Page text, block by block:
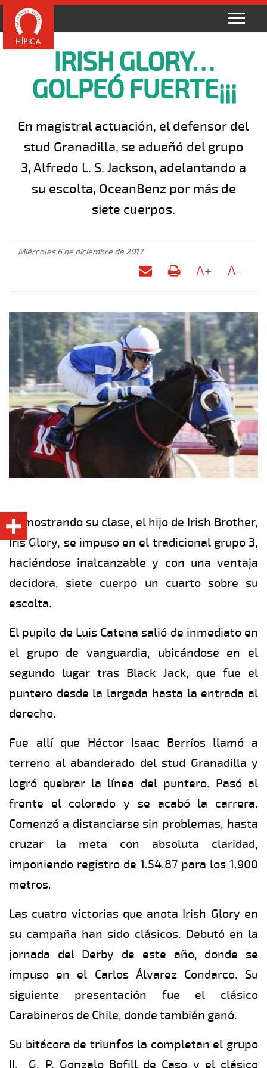
IRISH GLORY…
GOLPEÓ FUERTE¡¡¡
En magistral actuación, el defensor del
stud Granadilla, se adueñó del grupo
3, Alfredo L. S. Jackson, adelantando a
su escolta, OceanBenz por más de
siete cuerpos.
Miércoles 6 de diciembre de 2017
A+ A-
Demostrando su clase, el hijo de Irish Brother,
Iris Glory, se impuso en el tradicional grupo 3,
haciéndose inalcanzable y con una ventaja
decidora, siete cuerpo un cuarto sobre su
escolta.
El pupilo de Luis Catena salió de inmediato en
el grupo de vanguardia, ubicándose en el
segundo lugar tras Black Jack, que fue el
puntero desde la largada hasta la entrada al
derecho.
Fue allí que Héctor Isaac Berríos llamó a
terreno al abanderado del stud Granadilla y
logró quebrar la línea del puntero. Pasó al
frente el colorado y se acabó la carrera.
Comenzó a distanciarse sin problemas, hasta
cruzar la meta con absoluta claridad,
imponiendo registro de 1.54.87 para los 1.900
metros.
Las cuatro victorias que anota Irish Glory en
su campaña han sido clásicos. Debutó en la
jornada del Derby de este año, donde se
impuso en el Carlos Álvarez Condarco. Su
siguiente presentación fue el clásico
Carabineros de Chile, donde también ganó.
Su bitácora de triunfos la completan el grupo
II, G. P. Gonzalo Bofill de Caso y el clásico